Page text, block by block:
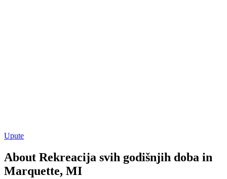
Upute
About Rekreacija svih godišnjih doba in
Marquette, MI